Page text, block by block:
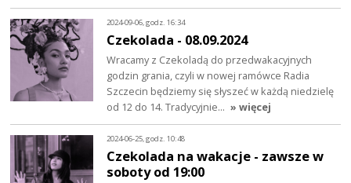
2024-09-06, godz. 16:34
Czekolada - 08.09.2024
Wracamy z Czekoladą do przedwakacyjnych
godzin grania, czyli w nowej ramówce Radia
Szczecin będziemy się słyszeć w każdą niedzielę
od 12 do 14. Tradycyjnie… » więcej
2024-06-25, godz. 10:48
Czekolada na wakacje - zawsze w
soboty od 19:00